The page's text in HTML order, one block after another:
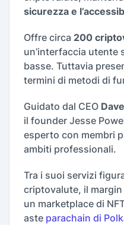
sicurezza e
Offre circa 200
un’interfaccia utente
basse. Tuttavia
termini di metodi di
Guidato dal CEO
il founder Jesse
esperto con membri
ambiti professionali.
Tra i suoi servizi
criptovalute, il
un marketplace di
aste parachain di